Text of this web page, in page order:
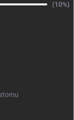
(10%)